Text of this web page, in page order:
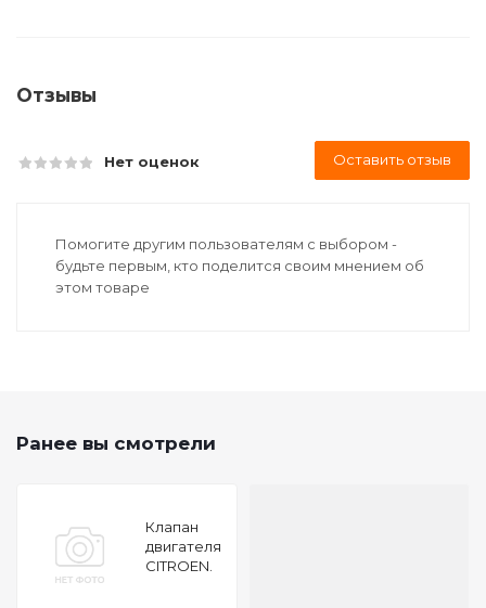
Отзывы
Нет оценок Оставить отзыв
Помогите другим пользователям с выбором -
будьте первым, кто поделится своим мнением об
этом товаре
Ранее вы смотрели
Клапан
двигателя
CITROEN.